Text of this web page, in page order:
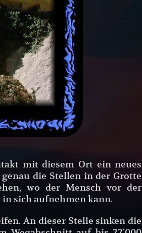
mit diesem Ort ein neues
die Stellen in der Grotte
wo der Mensch vor der
sich aufnehmen kann.
An dieser Stelle sinken die